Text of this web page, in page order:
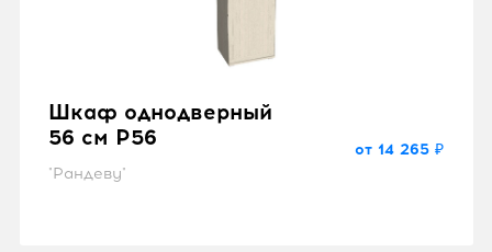
Шкаф однодверный
56 см P56
"Рандеву"
от 14 265 ₽